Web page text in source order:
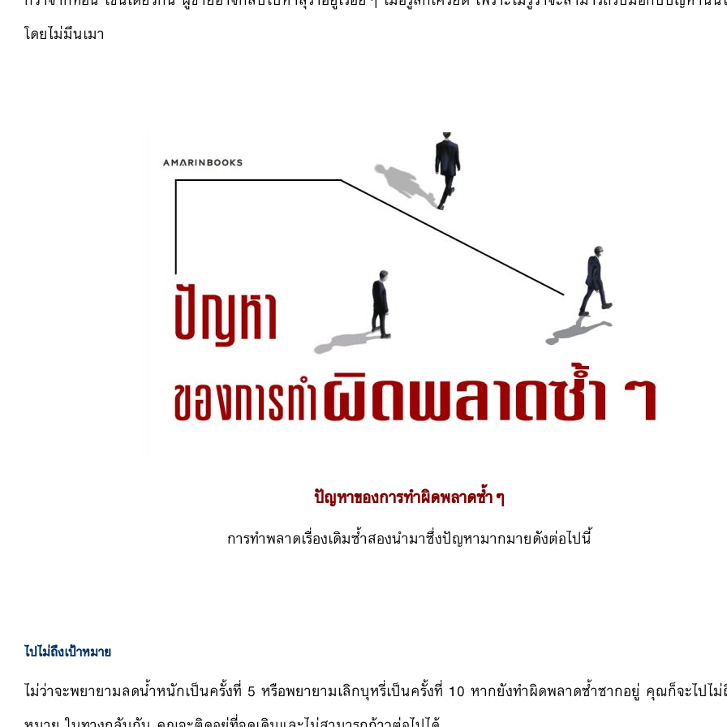
โดยไม่มึนเมา
ปัญหาของการทำผิดพลาดซ้ำๆ
การทำพลาดเรื่องเดิมซ้ำสองนำมาซึ่งปัญหามากมายดังต่อไปนี้
ไปไม่ถึงเป้าหมาย
ไม่ว่าจะพยายามลดน้ำหนักเป็นครั้งที่ 5 หรือพยายามเลิกบุหรี่เป็นครั้งที่ 10 หากยังทำผิดพลาดซ้ำซากอยู่ คุณก็จะไปไม่